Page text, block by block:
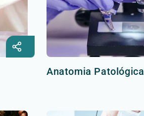
Anatomia Patológica